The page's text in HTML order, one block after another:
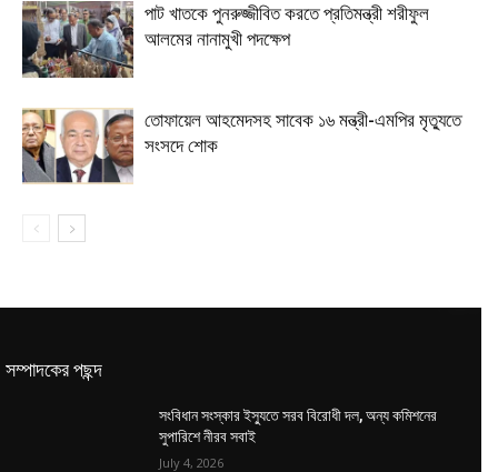
পাট খাতকে পুনরুজ্জীবিত করতে প্রতিমন্ত্রী শরীফুল
আলমের নানামুখী পদক্ষেপ
তোফায়েল আহমেদসহ সাবেক ১৬ মন্ত্রী-এমপির মৃত্যুতে
সংসদে শোক
সম্পাদকের পছন্দ
সংবিধান সংস্কার ইস্যুতে সরব বিরোধী দল, অন্য কমিশনের
সুপারিশে নীরব সবাই
July 4, 2026